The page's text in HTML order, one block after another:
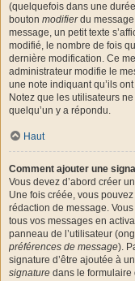
(quelquefois dans une
bouton modifierdu message
message, un petit texte
modifié, le nombre de fois
dernière modification. Ce
administrateur modifie le
une note indiquant qu’ils
Notez que les utilisateurs
quelqu’un y a répondu.
Haut
Comment ajouter une
Vous devez d’abord créer
Une fois créée, vous
rédaction de message.
tous vos messages en
panneau de l’utilisateur
préférences de message).
signature d’être ajoutée à
signature dans le formulaire